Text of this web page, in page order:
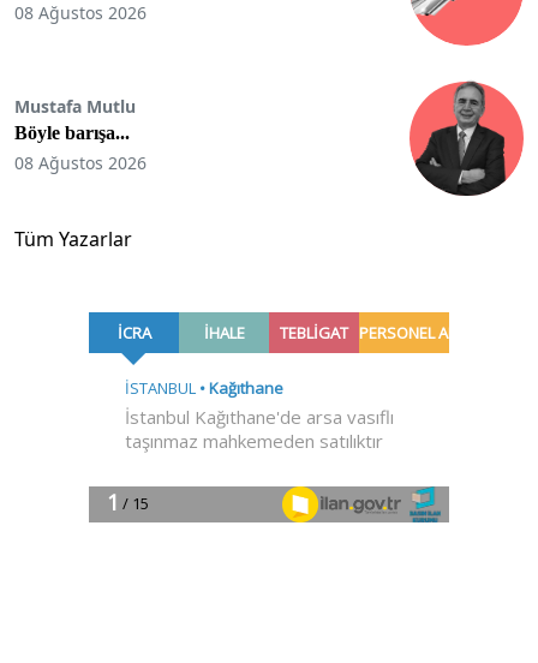
08 Ağustos 2026
Mustafa Mutlu
Böyle barışa...
08 Ağustos 2026
Tüm Yazarlar